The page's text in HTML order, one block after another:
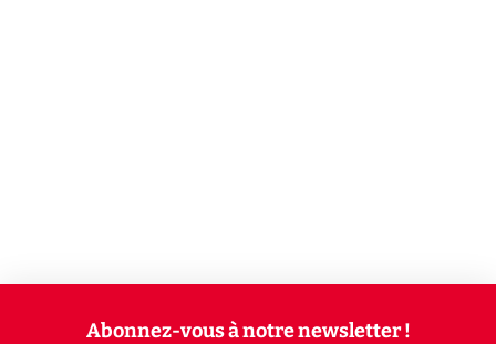
Abonnez-vous à notre newsletter !